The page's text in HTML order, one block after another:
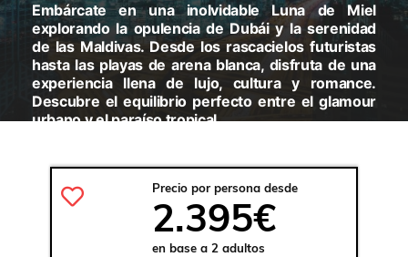
Embárcate en una inolvidable Luna de Miel
explorando la opulencia de Dubái y la serenidad
de las Maldivas. Desde los rascacielos futuristas
hasta las playas de arena blanca, disfruta de una
experiencia llena de lujo, cultura y romance.
Descubre el equilibrio perfecto entre el glamour
urbano y el paraíso tropical.
Precio por persona desde
2.395€
en base a 2 adultos